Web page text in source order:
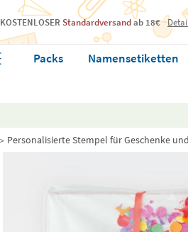
KOSTENLOSER Standardversandab 18€
Packs Namensetiketten
Personalisierte Stempel für Geschenke